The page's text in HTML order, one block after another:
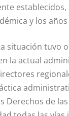
y los
situación tuvo
la actual
Derechos de